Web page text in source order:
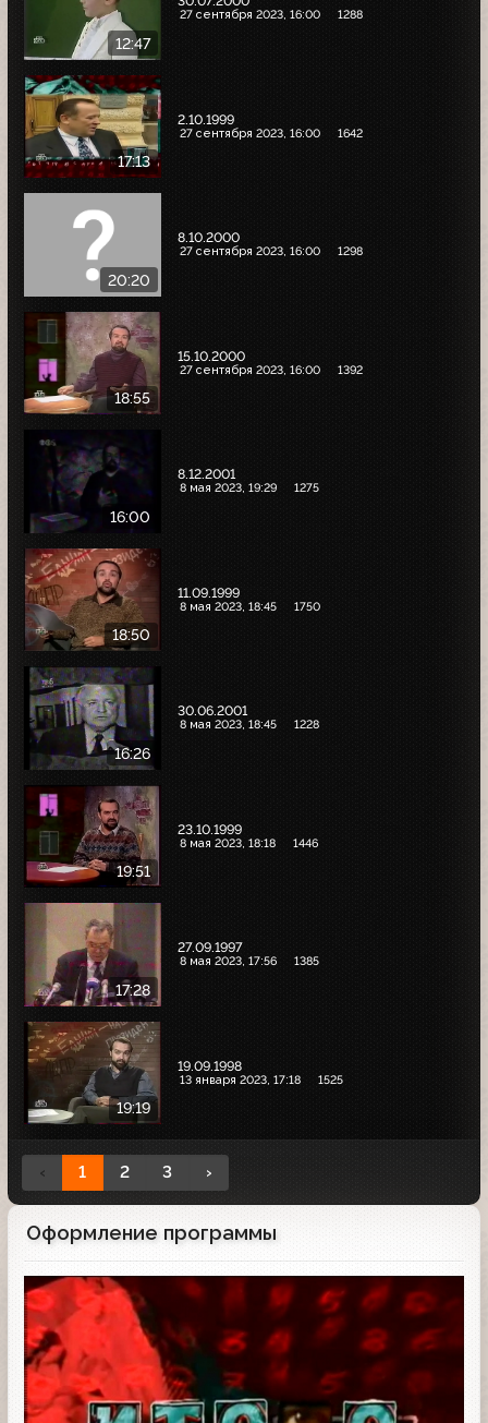
12:47
27 сентября 2023, 16:00 1288
17:13
2.10.1999
27 сентября 2023, 16:00 1642
20:20
8.10.2000
27 сентября 2023, 16:00 1298
18:55
15.10.2000
27 сентября 2023, 16:00 1392
16:00
8.12.2001
8 мая 2023, 19:29 1275
18:50
11.09.1999
8 мая 2023, 18:45 1750
16:26
30.06.2001
8 мая 2023, 18:45 1228
19:51
23.10.1999
8 мая 2023, 18:18 1446
17:28
27.09.1997
8 мая 2023, 17:56 1385
19:19
19.09.1998
13 января 2023, 17:18 1525
‹ 1 2 3 ›
Оформление программы
Заставка программы